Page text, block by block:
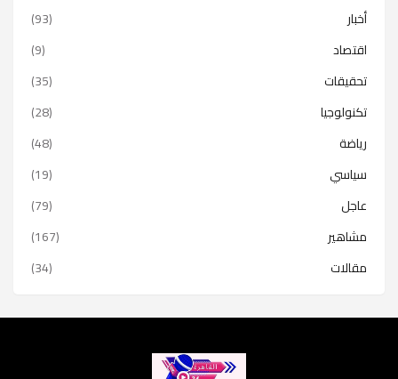
أخبار
(93)
اقتصاد
(9)
تحقيقات
(35)
تكنولوجيا
(28)
رياضة
(48)
سياسي
(19)
عاجل
(79)
مشاهير
(167)
مقالات
(34)